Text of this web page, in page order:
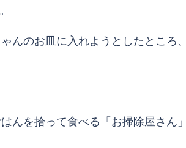
んのお皿に入れようとしたところ、
んを拾って食べる「お掃除屋さん」